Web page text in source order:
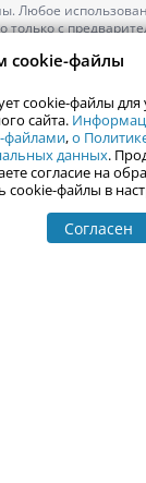
Любое
только с
рекламы
информации
на
отношении
cookie-файлы
cookie-файлы
сайта.
файлами,о
данных.
согласие на
cookie-файлы в
Согласен